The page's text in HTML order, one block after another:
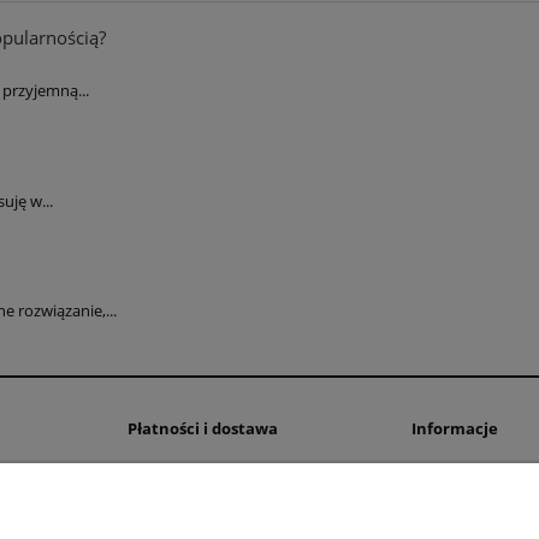
w...
rozwiązanie,...
Płatności i dostawa Informacje